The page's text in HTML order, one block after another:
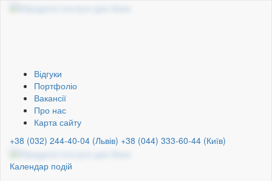
Відгуки
Портфоліо
Вакансії
Про нас
Карта сайту
+38 (032) 244-40-04 (Львів) +38 (044) 333-60-44 (Київ)
Календар подій